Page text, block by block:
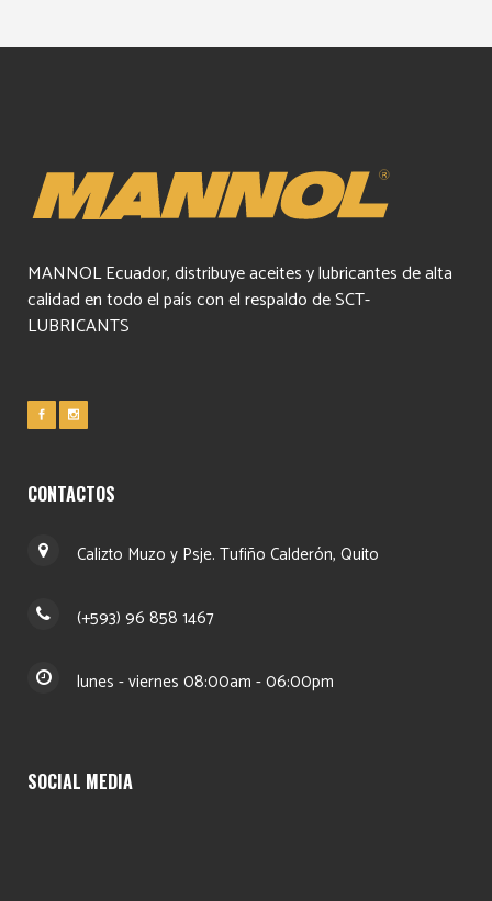
MANNOL Ecuador, distribuye aceites y lubricantes de alta
calidad en todo el país con el respaldo de SCT-
LUBRICANTS
CONTACTOS
Calizto Muzo y Psje. Tufiño Calderón, Quito
(+593) 96 858 1467
lunes - viernes 08:00am - 06:00pm
SOCIAL MEDIA